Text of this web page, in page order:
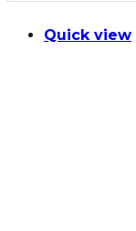
Quick view